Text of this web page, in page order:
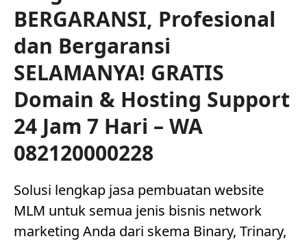
BERGARANSI, Profesional
dan Bergaransi
SELAMANYA! GRATIS
Domain & Hosting Support
24 Jam 7 Hari – WA
082120000228
Solusi lengkap jasa pembuatan website
MLM untuk semua jenis bisnis network
marketing Anda dari skema Binary, Trinary,